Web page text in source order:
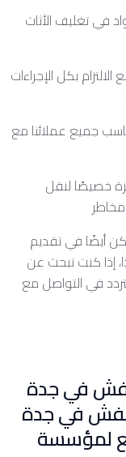
في تغليف الأثاث
بكل الإجراءات
جميع عملائنا مع
خصيصًا لنقل
أيضًا في تقديم
إذا كنت تبحث عن
في التواصل مع
في جدة
في جدة
لمؤسسة